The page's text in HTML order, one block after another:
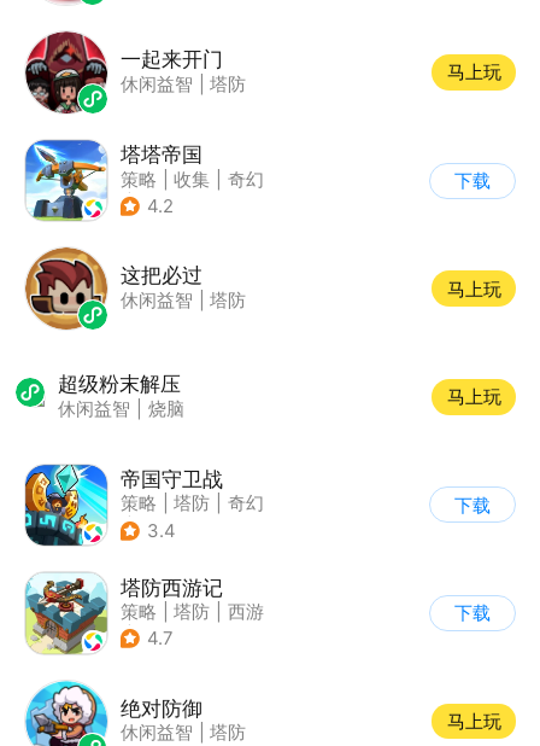
一起来开门
休闲益智 塔防
马上玩
塔塔帝国
策略 收集
奇幻
| 卡通
4.2
下载
这把必过
休闲益智 塔防
马上玩
超级粉末解压
休闲益智 烧脑
马上玩
帝国守卫战
策略 塔防
奇幻
| 卡通
3.4
下载
塔防西游记
策略 塔防
西游
| 萌系
4.7
下载
绝对防御
休闲益智 塔防
马上玩